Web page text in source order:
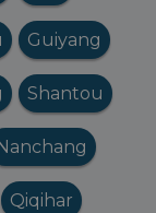
Guiyang
Shantou
Nanchang
Qiqihar